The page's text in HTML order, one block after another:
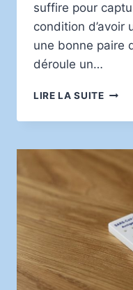
suffire pour
condition d’avoir
une bonne paire
déroule un…
LIRE LA SUITE
EN
POUR
DE
LA
VILLE